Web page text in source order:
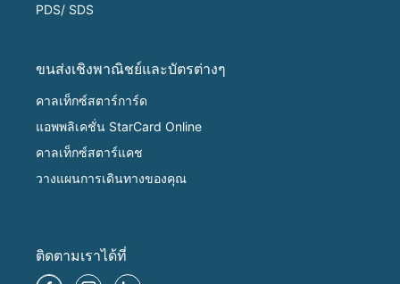
PDS/ SDS
ขนส่งเชิงพาณิชย์และบัตรต่างๆ
คาลเท็กซ์สตาร์การ์ด
แอพพลิเคชั่น StarCard Online
คาลเท็กซ์สตาร์แคช
วางแผนการเดินทางของคุณ
ติดตามเราได้ที่